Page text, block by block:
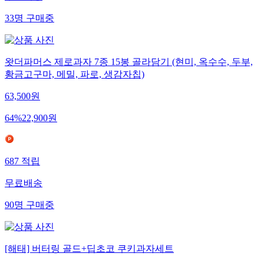
33명구매중
왓더파머스 제로과자 7종 15봉 골라담기 (현미, 옥수수, 두부,
황금고구마, 메밀, 파로, 생감자칩)
63,500원
64%22,900원
687적립
무료배송
90명구매중
[해태] 버터링 골드+딥초코 쿠키과자세트